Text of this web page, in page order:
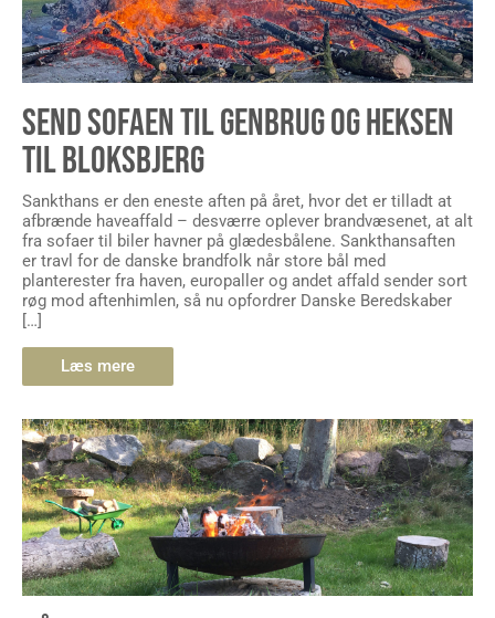
SEND SOFAEN TIL GENBRUG OG HEKSEN
TIL BLOKSBJERG
Sankthans er den eneste aften på året, hvor det er tilladt at
afbrænde haveaffald – desværre oplever brandvæsenet, at alt
fra sofaer til biler havner på glædesbålene. Sankthansaften
er travl for de danske brandfolk når store bål med
planterester fra haven, europaller og andet affald sender sort
røg mod aftenhimlen, så nu opfordrer Danske Beredskaber
[…]
Læs mere